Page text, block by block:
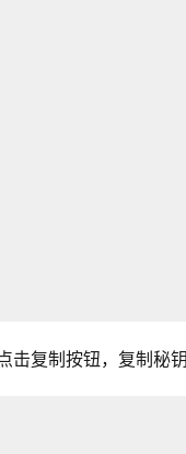
击复制按钮，复制秘钥